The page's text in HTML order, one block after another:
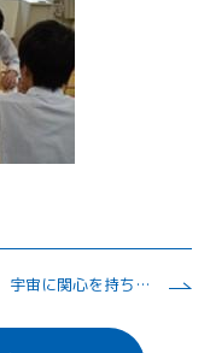
宇宙に関心を持ち、星空を見上げる児童を育てる